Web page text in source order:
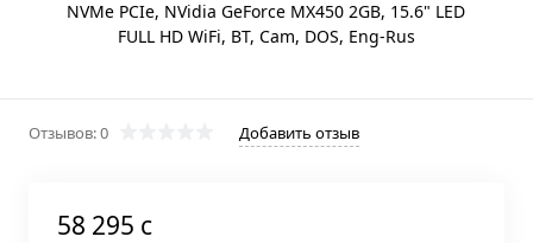
Отзывов: 0 Добавить отзыв
58 295 c